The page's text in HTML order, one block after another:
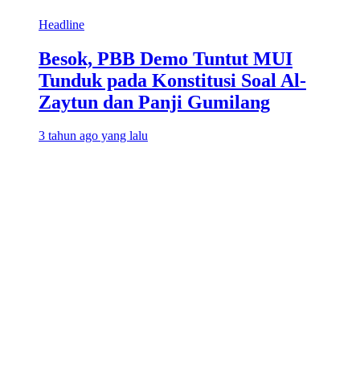
Headline
Besok, PBB Demo Tuntut MUI
Tunduk pada Konstitusi Soal Al-
Zaytun dan Panji Gumilang
3 tahun ago yang lalu